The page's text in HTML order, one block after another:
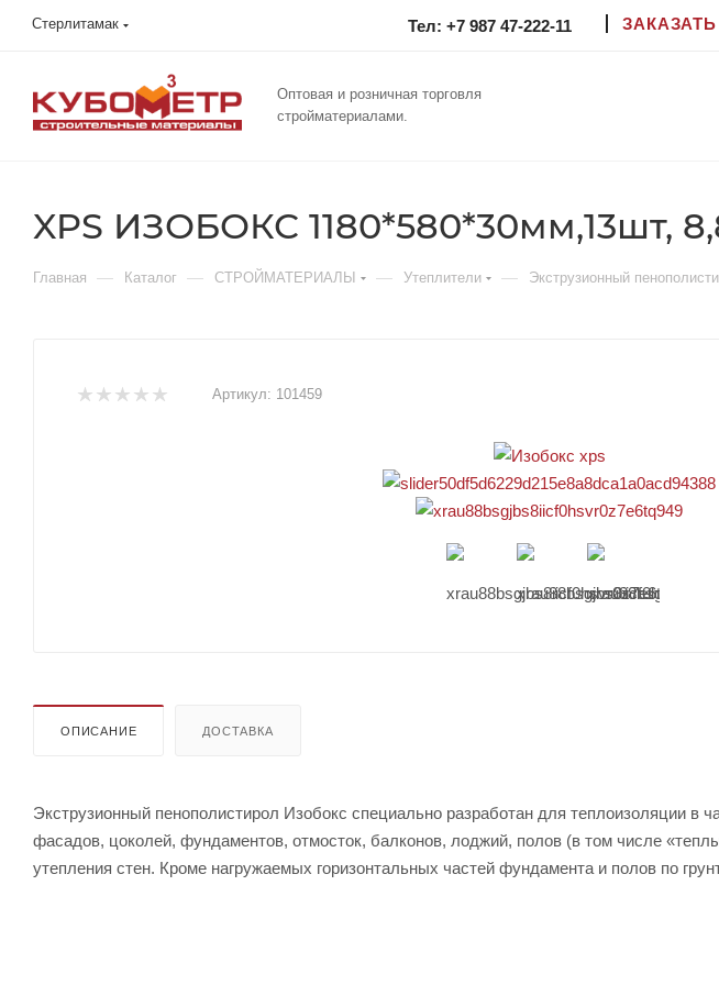
Стерлитамак Тел: +7 987 47-222-11
Оптовая и розничная торговля
стройматериалами.
XPS ИЗОБОКС 1180*580*30мм,13шт,
Главная — Каталог — СТРОЙМАТЕРИАЛЫ — Утеплители — Экструзионный
Артикул: 101459
ОПИСАНИЕ ДОСТАВКА
Экструзионный пенополистирол Изобокс специально разработан для теплоизоляции в
фасадов, цоколей, фундаментов, отмосток, балконов, лоджий, полов (в том числе
утепления стен. Кроме нагружаемых горизонтальных частей фундамента и полов по